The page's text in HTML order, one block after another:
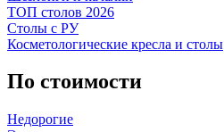
ТОП столов 2026
Столы с РУ
Косметологические кресла и столы
По стоимости
Недорогие